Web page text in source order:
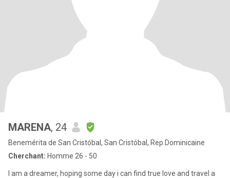
MARENA, 24
Benemérita de San Cristóbal, San Cristóbal, Rep.Dominicaine
Cherchant: Homme 26 - 50
I am a dreamer, hoping some day i can find true love and travel a